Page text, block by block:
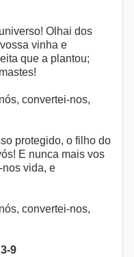
Olhai dos
vinha e
que a plantou;
convertei-nos,
protegido, o filho do
E nunca mais vos
vida, e
convertei-nos,
9